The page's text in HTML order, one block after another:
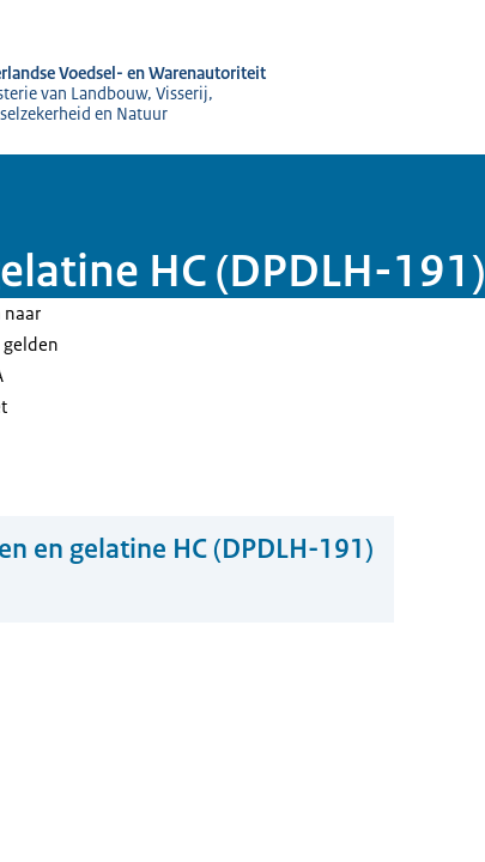
Voedsel- en Warenautoriteit
van Landbouw, Visserij,
en Natuur
HC (DPDLH-191)
naar
en gelatine HC (DPDLH-191)